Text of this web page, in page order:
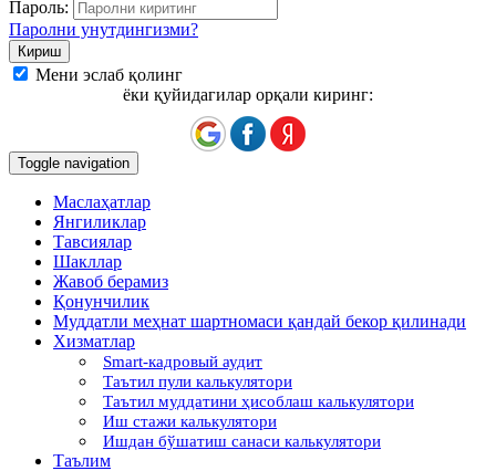
Пароль:
Паролни унутдингизми?
Мени эслаб қолинг
ёки қуйидагилар орқали киринг:
Toggle navigation
Маслаҳатлар
Янгиликлар
Тавсиялар
Шакллар
Жавоб берамиз
Қонунчилик
Муддатли меҳнат шартномаси қандай бекор қилинади
Хизматлар
Smart-кадровый аудит
Таътил пули калькулятори
Таътил муддатини ҳисоблаш калькулятори
Иш стажи калькулятори
Ишдан бўшатиш санаси калькулятори
Таълим